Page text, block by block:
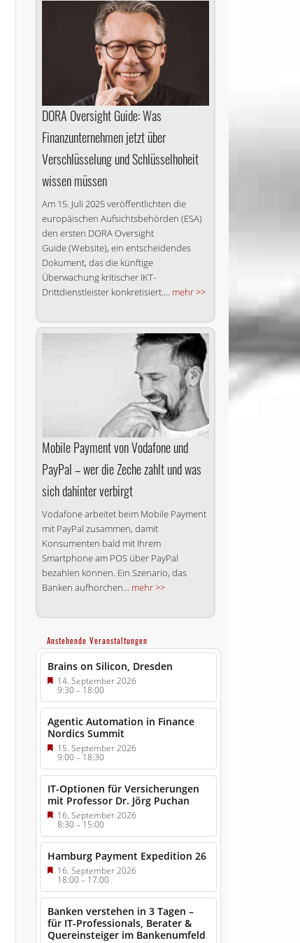
DORA Oversight Guide: Was
Finanzunternehmen jetzt über
Verschlüsselung und Schlüsselhoheit
wissen müssen
Am 15. Juli 2025 veröffentlichten die
europäischen Aufsichtsbehörden (ESA)
den ersten DORA Oversight
Guide (Website), ein entscheidendes
Dokument, das die künftige
Überwachung kritischer IKT-
Drittdienstleister konkretisiert.... mehr >>
Mobile Payment von Vodafone und
PayPal – wer die Zeche zahlt und was
sich dahinter verbirgt
Vodafone arbeitet beim Mobile Payment
mit PayPal zusammen, damit
Konsumenten bald mit Ihrem
Smartphone am POS über PayPal
bezahlen können. Ein Szenario, das
Banken aufhorchen... mehr >>
Anstehende Veranstaltungen
Brains on Silicon, Dresden
14. September 2026
9:30–18:00
Agentic Automation in Finance
Nordics Summit
15. September 2026
9:00–18:30
IT-Optionen für Versicherungen
mit Professor Dr. Jörg Puchan
16. September 2026
8:30–15:00
Hamburg Payment Expedition 26
16. September 2026
18:00– 17:00
Banken verstehen in 3 Tagen –
für IT-Professionals, Berater &
Quereinsteiger im Bankenumfeld